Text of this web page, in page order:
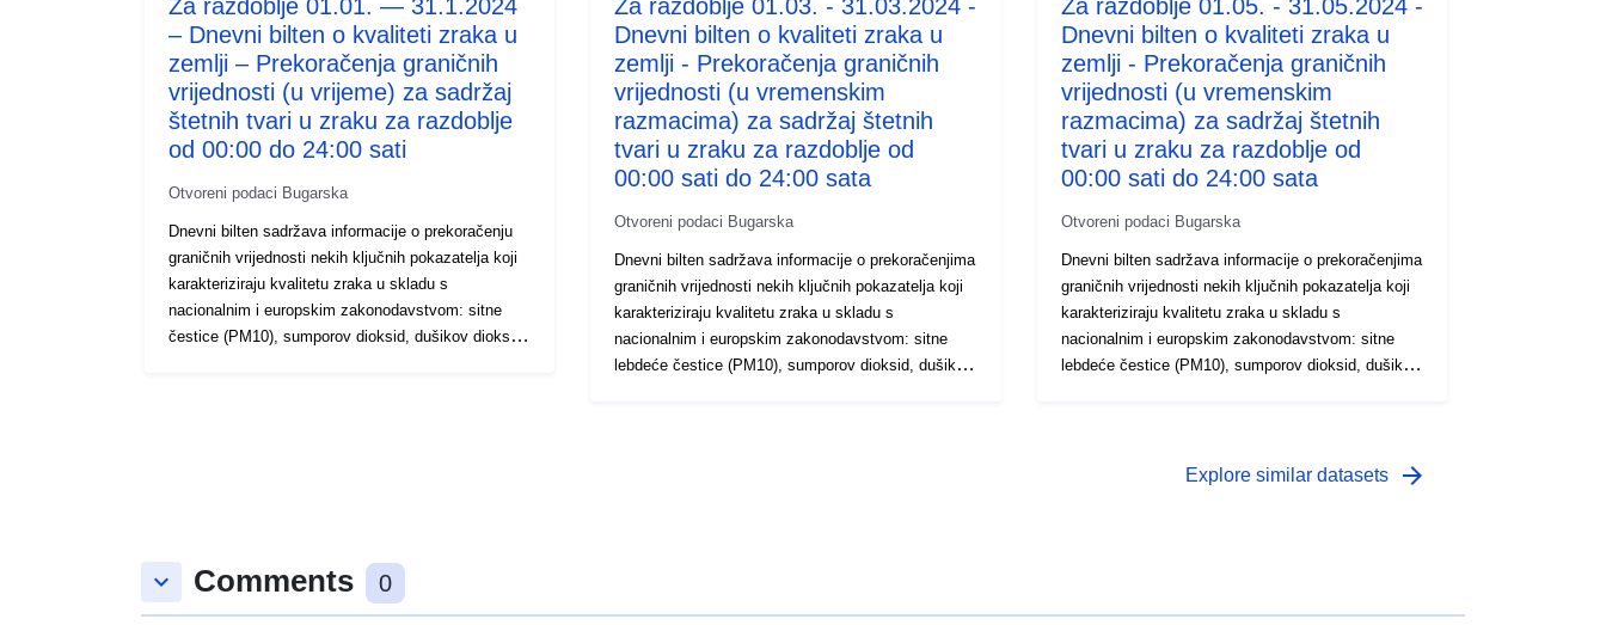
Za razdoblje 01.01. — 31.1.2024
– Dnevni bilten o kvaliteti zraka u
zemlji – Prekoračenja graničnih
vrijednosti (u vrijeme) za sadržaj
štetnih tvari u zraku za razdoblje
od 00:00 do 24:00 sati
Otvoreni podaci Bugarska
Dnevni bilten sadržava informacije o prekoračenju
graničnih vrijednosti nekih ključnih pokazatelja koji
karakteriziraju kvalitetu zraka u skladu s
nacionalnim i europskim zakonodavstvom: sitne
čestice (PM10), sumporov dioksid, dušikov dioksid,
Za razdoblje 01.03. - 31.03.2024 -
Dnevni bilten o kvaliteti zraka u
zemlji - Prekoračenja graničnih
vrijednosti (u vremenskim
razmacima) za sadržaj štetnih
tvari u zraku za razdoblje od
00:00 sati do 24:00 sata
Otvoreni podaci Bugarska
Dnevni bilten sadržava informacije o prekoračenjima
graničnih vrijednosti nekih ključnih pokazatelja koji
karakteriziraju kvalitetu zraka u skladu s
nacionalnim i europskim zakonodavstvom: sitne
lebdeće čestice (PM10), sumporov dioksid, dušikov
Za razdoblje 01.05. - 31.05.2024 -
Dnevni bilten o kvaliteti zraka u
zemlji - Prekoračenja graničnih
vrijednosti (u vremenskim
razmacima) za sadržaj štetnih
tvari u zraku za razdoblje od
00:00 sati do 24:00 sata
Otvoreni podaci Bugarska
Dnevni bilten sadržava informacije o prekoračenjima
graničnih vrijednosti nekih ključnih pokazatelja koji
karakteriziraju kvalitetu zraka u skladu s
nacionalnim i europskim zakonodavstvom: sitne
lebdeće čestice (PM10), sumporov dioksid, dušikov
kao i informacije o utjecaju onečišćenja zraka na
Explore similar datasets arrow_forward
keyboard_arrow_down Comments 0